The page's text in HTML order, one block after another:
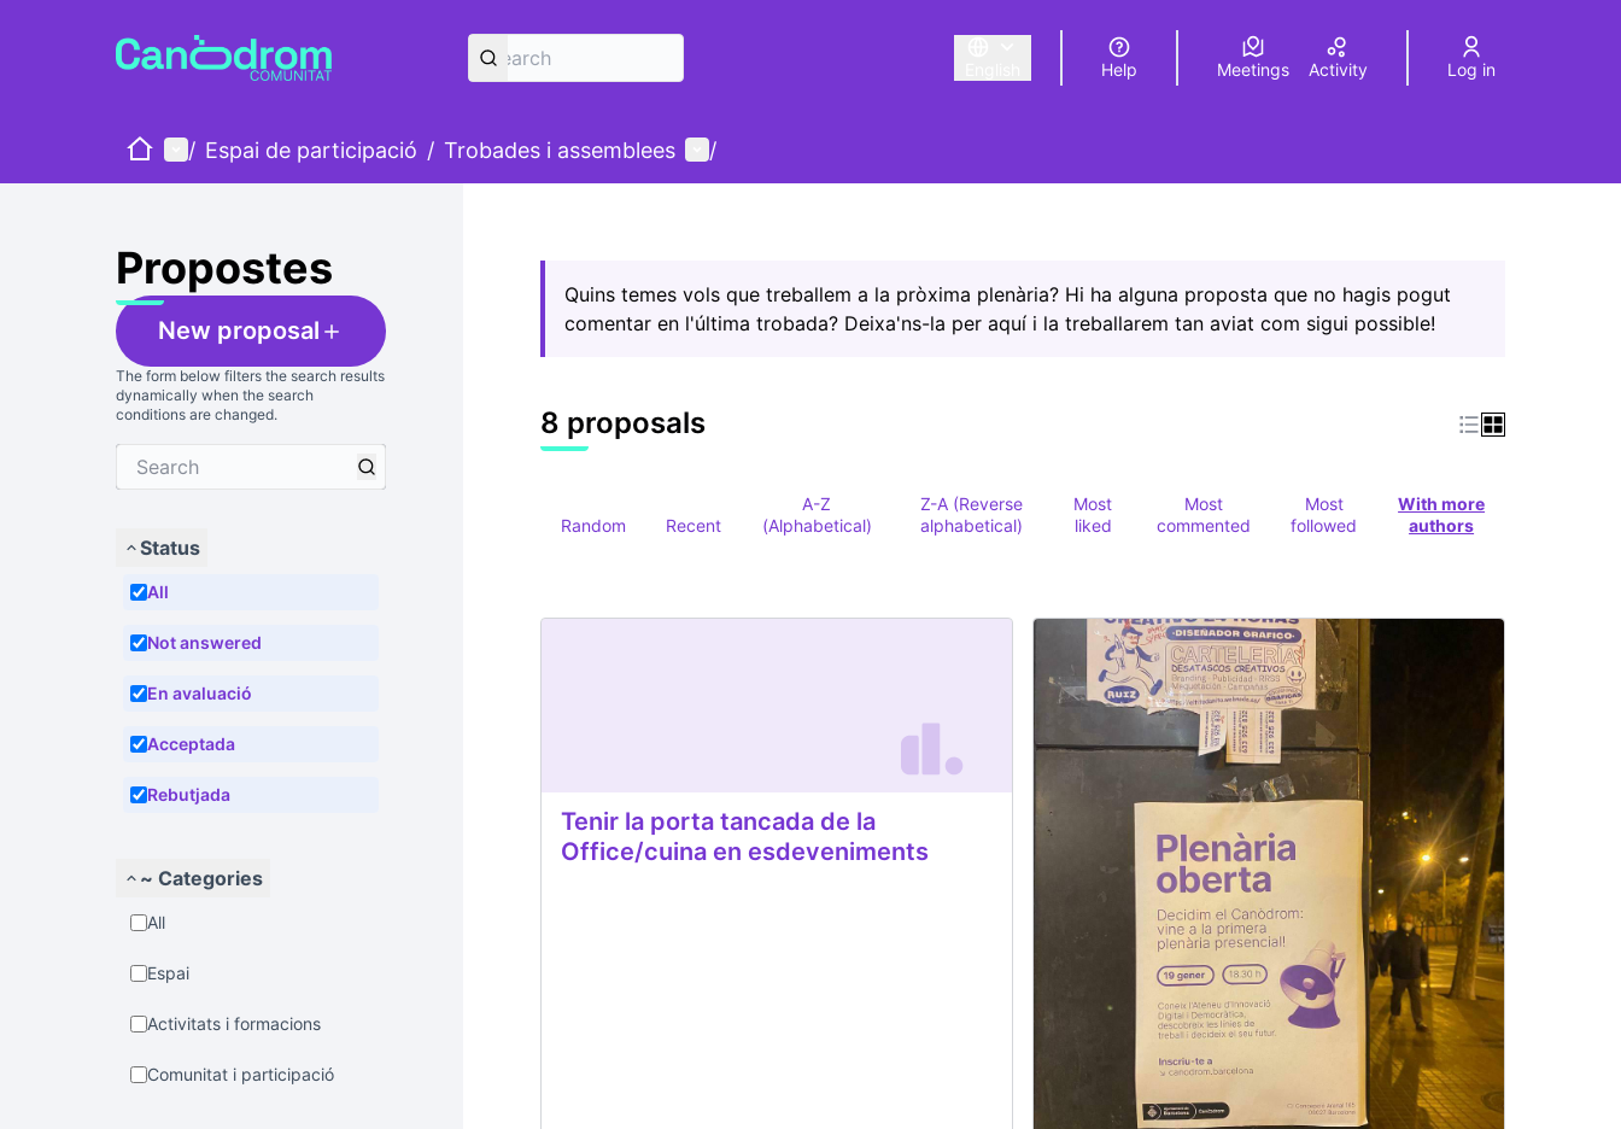
Triar la llengua Elegir el idiomaChoose language
Help Meetings Activity Log in
HomeMain menu
/ Espai de participació / Trobades i assemblees User menu
/
Propostes
New proposal
The form below filters the search results
dynamically when the search
conditions are changed.
Status
All
Not answered
En avaluació
Acceptada
Rebutjada
~ Categories
All
Espai
Activitats i formacions
Comunitat i participació
Quins temes vols que treballem a la pròxima plenària? Hi ha alguna proposta que no hagis pogut
comentar en l'última trobada? Deixa'ns-la per aquí i la treballarem tan aviat com sigui possible!
8 proposals
Random Recent
A-Z
(Alphabetical)
Z-A (Reverse
alphabetical)
Most
liked
Most
commented
Most
followed
With more
authors
Tenir la porta tancada de la
Office/cuina en esdeveniments